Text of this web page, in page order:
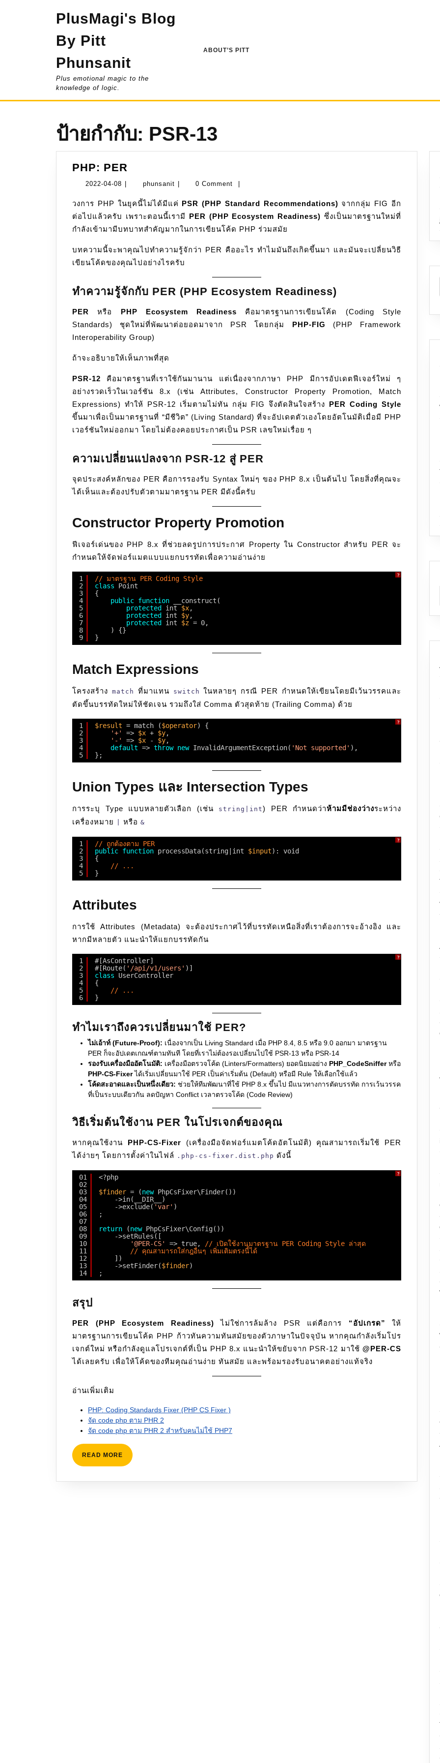
PlusMagi's Blog
By Pitt
Phunsanit
Plus emotional magic to the
knowledge of logic.
ABOUT’S PITT
ป้ายกำกับ: PSR-13
PHP: PER
PER
2022-04-08 2022-
08
phunsanit phunsanit0 Comment
วงการ PHP ในยุคนี้ไม่ได้มีแค่ PSR (PHP Standard Recommendations) จากกลุ่ม FIG อีก
ต่อไปแล้วครับ เพราะตอนนี้เรามี PER (PHP Ecosystem Readiness) ซึ่งเป็นมาตรฐานใหม่ที่
กำลังเข้ามามีบทบาทสำคัญมากในการเขียนโค้ด PHP ร่วมสมัย
บทความนี้จะพาคุณไปทำความรู้จักว่า PER คืออะไร ทำไมมันถึงเกิดขึ้นมา และมันจะเปลี่ยนวิธี
เขียนโค้ดของคุณไปอย่างไรครับ
ทำความรู้จักกับ PER (PHP Ecosystem Readiness)
PER หรือ PHP Ecosystem Readiness คือมาตรฐานการเขียนโค้ด (Coding Style
Standards) ชุดใหม่ที่พัฒนาต่อยอดมาจาก PSR โดยกลุ่ม PHP-FIG (PHP Framework
Interoperability Group)
ถ้าจะอธิบายให้เห็นภาพที่สุด
PSR-12 คือมาตรฐานที่เราใช้กันมานาน แต่เนื่องจากภาษา PHP มีการอัปเดตฟีเจอร์ใหม่ ๆ
อย่างรวดเร็วในเวอร์ชัน 8.x (เช่น Attributes, Constructor Property Promotion, Match
Expressions) ทำให้ PSR-12 เริ่มตามไม่ทัน กลุ่ม FIG จึงตัดสินใจสร้าง PER Coding Style
ขึ้นมาเพื่อเป็นมาตรฐานที่ “มีชีวิต” (Living Standard) ที่จะอัปเดตตัวเองโดยอัตโนมัติเมื่อมี PHP
เวอร์ชันใหม่ออกมา โดยไม่ต้องคอยประกาศเป็น PSR เลขใหม่เรื่อย ๆ
ความเปลี่ยนแปลงจาก PSR-12 สู่ PER
จุดประสงค์หลักของ PER คือการรองรับ Syntax ใหม่ๆ ของ PHP 8.x เป็นต้นไป โดยสิ่งที่คุณจะ
ได้เห็นและต้องปรับตัวตามมาตรฐาน PER มีดังนี้ครับ
Constructor Property Promotion
ฟีเจอร์เด่นของ PHP 8.x ที่ช่วยลดรูปการประกาศ Property ใน Constructor สำหรับ PER จะ
กำหนดให้จัดฟอร์แมตแบบแยกบรรทัดเพื่อความอ่านง่าย
?
1
2
3
4
5
6
7
8
9
// มาตรฐาน PER Coding Style
class
Point
{
public function
__construct(
protected
int $x,
protected
int $y,
protected
int $z = 0,
) {}
}
Match Expressions
โครงสร้าง match ที่มาแทน switch ในหลายๆ กรณี PER กำหนดให้เขียนโดยมีเว้นวรรคและ
ตัดขึ้นบรรทัดใหม่ให้ชัดเจน รวมถึงใส่ Comma ตัวสุดท้าย (Trailing Comma) ด้วย
?
1
2
3
4
5
$result = match ($operator) {
'+'
=> $x + $y,
'-'
=> $x - $y,
default => throw new InvalidArgumentException( 'Not supported' ),
};
Union Types และ Intersection Types
การระบุ Type แบบหลายตัวเลือก (เช่น string|int) PER กำหนดว่าห้ามมีช่องว่างระหว่าง
เครื่องหมาย
หรือ &
?
1
2
3
4
5
// ถูกต้องตาม PER
public function processData(string|int $input): void
{
// ...
}
Attributes
การใช้ Attributes (Metadata) จะต้องประกาศไว้ที่บรรทัดเหนือสิ่งที่เราต้องการจะอ้างอิง และ
หากมีหลายตัว แนะนำให้แยกบรรทัดกัน
?
1
2
3
4
5
6
#[AsController]
#[Route( '/api/v1/users' )]
class
UserController
{
// ...
}
ทำไมเราถึงควรเปลี่ยนมาใช้ PER?
ไม่เอ้าท์ (Future-Proof): เนื่องจากเป็น Living Standard เมื่อ PHP 8.4, 8.5 หรือ 9.0 ออกมา มาตรฐาน
PER ก็จะอัปเดตเกณฑ์ตามทันที โดยที่เราไม่ต้องรอเปลี่ยนไปใช้ PSR-13 หรือ PSR-14
รองรับเครื่องมืออัตโนมัติ: เครื่องมือตรวจโค้ด (Linters/Formatters) ยอดนิยมอย่าง PHP_CodeSnifferหรือ
PHP-CS-Fixerได้เริ่มเปลี่ยนมาใช้ PER เป็นค่าเริ่มต้น (Default) หรือมี Rule ให้เลือกใช้แล้ว
โค้ดสะอาดและเป็นหนึ่งเดียว: ช่วยให้ทีมพัฒนาที่ใช้ PHP 8.x ขึ้นไป มีแนวทางการตัดบรรทัด การเว้นวรรค
ที่เป็นระบบเดียวกัน ลดปัญหา Conflict เวลาตรวจโค้ด (Code Review)
วิธีเริ่มต้นใช้งาน PER ในโปรเจกต์ของคุณ
หากคุณใช้งาน PHP-CS-Fixer (เครื่องมือจัดฟอร์แมตโค้ดอัตโนมัติ) คุณสามารถเริ่มใช้ PER
ได้ง่ายๆ โดยการตั้งค่าในไฟล์
.php-cs-fixer.dist.php ดังนี้
?
01
02
03
04
05
06
07
08
09
10
11
12
13
14
<?php
$finder = (new PhpCsFixer\Finder())
->in(__DIR__)
->exclude( 'var' )
;
return
(new PhpCsFixer\Config())
->setRules([
'@PER-CS'
=> true,
// เปิดใช้งานมาตรฐาน PER Coding Style ล่าสุด
// คุณสามารถใส่กฎอื่นๆ เพิ่มเติมตรงนี้ได้
])
->setFinder($finder)
;
สรุป
PER (PHP Ecosystem Readiness) ไม่ใช่การล้มล้าง PSR แต่คือการ “อัปเกรด” ให้
มาตรฐานการเขียนโค้ด PHP ก้าวทันความทันสมัยของตัวภาษาในปัจจุบัน หากคุณกำลังเริ่มโปร
เจกต์ใหม่ หรือกำลังดูแลโปรเจกต์ที่เป็น PHP 8.x แนะนำให้ขยับจาก PSR-12 มาใช้ @PER-CS
ได้เลยครับ เพื่อให้โค้ดของทีมคุณอ่านง่าย ทันสมัย และพร้อมรองรับอนาคตอย่างแท้จริง
อ่านเพิ่มเติม
PHP: Coding Standards Fixer (PHP CS Fixer )
จัด code php ตาม PHR 2
จัด code php ตาม PHR 2 สำหรับคนไม่ใช้ PHP7
READ MORE READ
MORE